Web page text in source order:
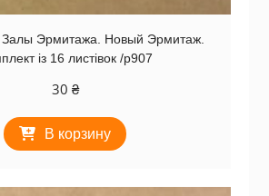
Эрмитажа. Новый Эрмитаж.
із 16 листівок /р907
30 ₴
В корзину